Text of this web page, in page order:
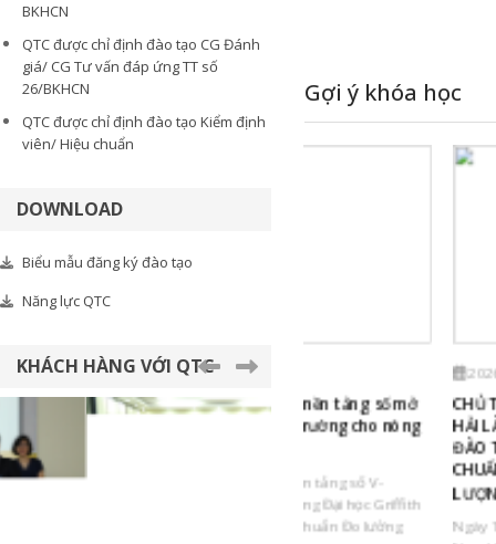
BKHCN
QTC được chỉ định đào tạo CG Đánh
giá/ CG Tư vấn đáp ứng TT số
26/BKHCN
QTC được chỉ định đào tạo Kiểm định
viên/ Hiệu chuẩn
DOWNLOAD
Biểu mẫu đăng ký đào tạo
Năng lực QTC
KHÁCH HÀNG VỚI QTC
Gợi ý khóa học
2026/07/18
Ứng dụng AI và nền tảng số mở
sản Việt Nam
Lễ chuyển giao nền tảng số V-
CHỦ TỊCH ỦY BAN
HẢI LÀM VIỆC VỚI
ĐÀO TẠO NGHIỆP VỤ
CHUẨN ĐO LƯỜNG CHẤT
LƯỢNG
Ngày 10/7/2026, đồng chí